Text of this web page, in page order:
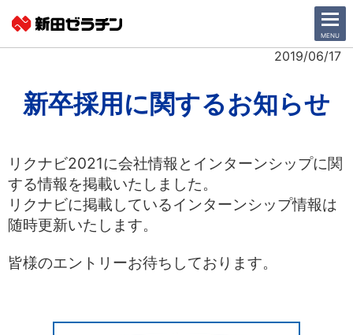
CLOSE
MENU
2019/06/17
新卒採用に関するお知らせ
リクナビ2021に会社情報とインターンシップに関
する情報を掲載いたしました。
リクナビに掲載しているインターンシップ情報は
随時更新いたします。
皆様のエントリーお待ちしております。
ニュース一覧
サステナビリティ
事業紹介
日本語 English